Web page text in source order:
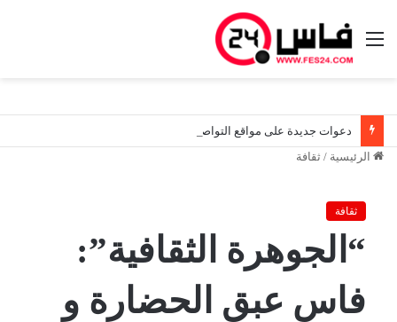
القائمة
الرئيسية / ثقافة
ثقافة
“الجوهرة الثقافية”:
فاس عبق الحضارة و